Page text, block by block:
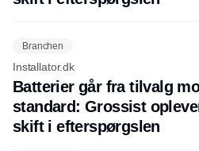
Branchen
Installator.dk
Batterier går fra tilvalg
standard: Grossist
skift i efterspørgslen